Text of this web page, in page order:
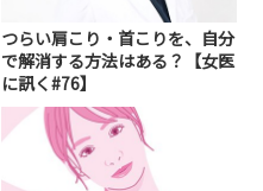
つらい肩こり・首こりを、自分
で解消する方法はある？【女医
に訊く#76】